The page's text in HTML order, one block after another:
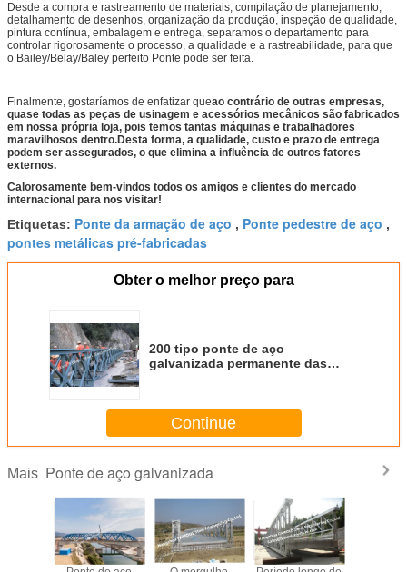
Desde a compra e rastreamento de materiais, compilação de planejamento,
detalhamento de desenhos, organização da produção, inspeção de qualidade,
pintura contínua, embalagem e entrega, separamos o departamento para
controlar rigorosamente o processo, a qualidade e a rastreabilidade, para que
o Bailey/Belay/Baley perfeito Ponte pode ser feita.
Finalmente, gostaríamos de enfatizar queao contrário de outras empresas,
quase todas as peças de usinagem e acessórios mecânicos são fabricados
em nossa própria loja, pois temos tantas máquinas e trabalhadores
maravilhosos dentro.Desta forma, a qualidade, custo e prazo de entrega
podem ser assegurados, o que elimina a influência de outros fatores
externos.
Calorosamente bem-vindos todos os amigos e clientes do mercado
internacional para nos visitar!
Etiquetas: Ponte da armação de aço , Ponte pedestre de aço ,
pontes metálicas pré-fabricadas
Obter o melhor preço para
200 tipo ponte de aço
galvanizada permanente das
superfície
Continue
Mais Ponte de aço galvanizada